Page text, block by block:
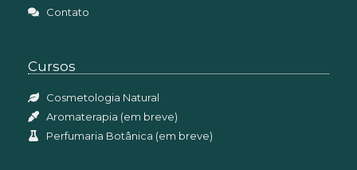
Contato
Cursos
Cosmetologia Natural
Aromaterapia (em breve)
Perfumaria Botânica (em breve)